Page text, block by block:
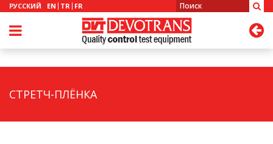
РУССКИЙ EN TR FR
СТРЕТЧ-ПЛЁНКА